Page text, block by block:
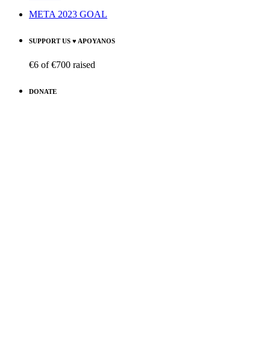
META 2023 GOAL
SUPPORT US ♥ APOYANOS
€6 of€700 raised
DONATE